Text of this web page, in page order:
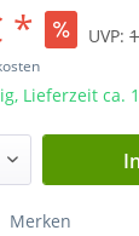
* UVP:
Lieferzeit ca.
Merken